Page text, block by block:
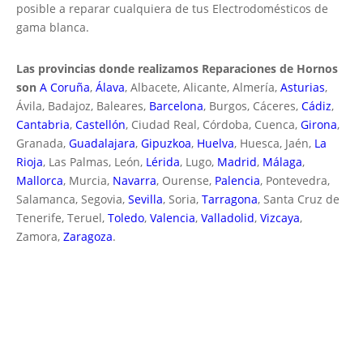
posible a reparar cualquiera de tus Electrodomésticos de
gama blanca.
Las provincias donde realizamos Reparaciones de Hornos
son A Coruña, Álava, Albacete, Alicante, Almería, Asturias,
Ávila, Badajoz, Baleares, Barcelona, Burgos, Cáceres, Cádiz,
Cantabria, Castellón, Ciudad Real, Córdoba, Cuenca, Girona,
Granada, Guadalajara, Gipuzkoa, Huelva, Huesca, Jaén, La
Rioja, Las Palmas, León, Lérida, Lugo, Madrid, Málaga,
Mallorca, Murcia, Navarra, Ourense, Palencia, Pontevedra,
Salamanca, Segovia, Sevilla, Soria, Tarragona, Santa Cruz de
Tenerife, Teruel, Toledo, Valencia, Valladolid, Vizcaya,
Zamora, Zaragoza.